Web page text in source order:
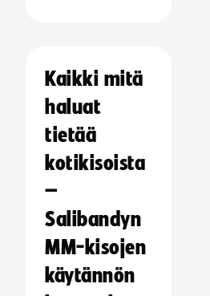
Kaikki mitä
haluat
tietää
kotikisoista
–
Salibandyn
MM-kisojen
käytännön